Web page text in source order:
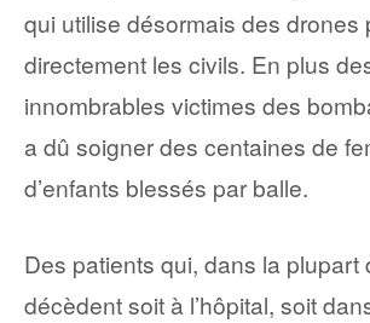
qui utilise désormais des drones
directement les civils. En plus
innombrables victimes des
a dû soigner des centaines de
d’enfants blessés par balle.
Des patients qui, dans la plupart
décèdent soit à l’hôpital, soit